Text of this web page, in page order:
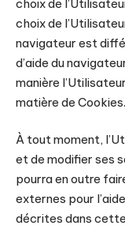
choix de
choix de
navigateur est
d’aide du
manière
matière de Cookies.
À tout moment,
et de modifier ses
pourra en outre
externes pour
décrites dans